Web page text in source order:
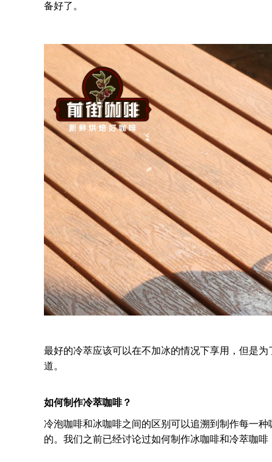
备好了。
最好的冷萃应该可以在不加冰的情况下享用，但是
道。
如何制作冷萃咖啡？
冷泡咖啡和冰咖啡之间的区别可以追溯到制作每一
的。我们之前已经讨论过如何制作冰咖啡和冷萃咖啡